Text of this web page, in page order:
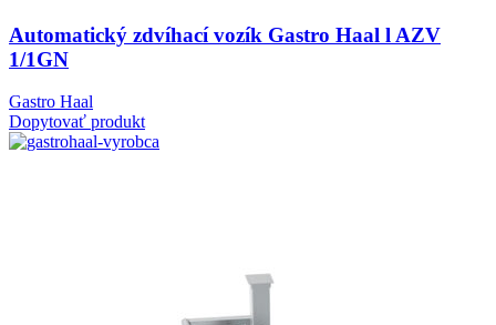
Automatický zdvíhací vozík Gastro Haal l AZV
1/1GN
Gastro Haal
Dopytovať produkt